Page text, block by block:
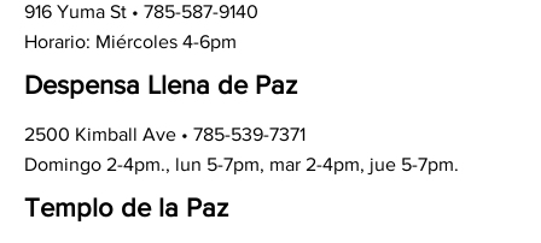
916 Yuma St • 785-587-9140
Horario: Miércoles 4-6pm
Despensa Llena de Paz
2500 Kimball Ave • 785-539-7371
Domingo 2-4pm., lun 5-7pm, mar 2-4pm, jue 5-7pm.
Templo de la Paz